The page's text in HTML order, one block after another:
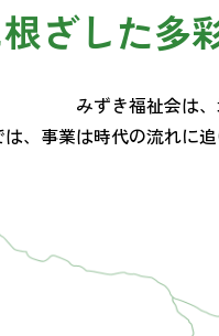
ざした多
みずき福祉会は
、事業は時代の流れに